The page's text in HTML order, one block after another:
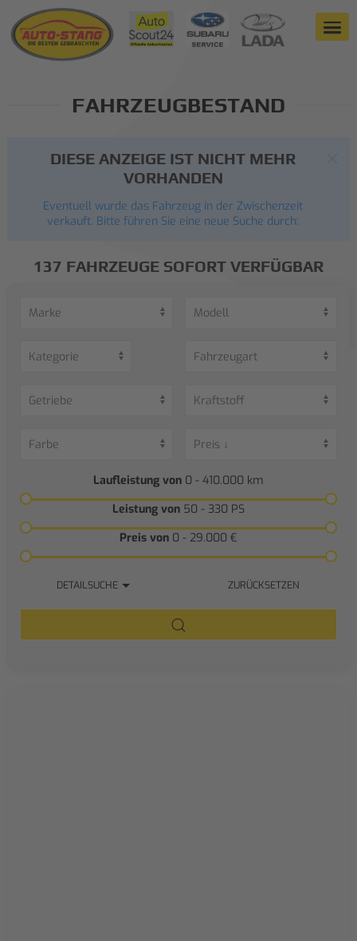
FAHRZEUGBESTAND
DIESE ANZEIGE IST NICHT MEHR
VORHANDEN
Eventuell wurde das Fahrzeug in der Zwischenzeit
verkauft. Bitte führen Sie eine neue Suche durch:
137 FAHRZEUGE SOFORT VERFÜGBAR
Laufleistung von 0 - 410.000 km
Leistung von 50 - 330 PS
Preis von 0 - 29.000 €
DETAILSUCHE ZURÜCKSETZEN